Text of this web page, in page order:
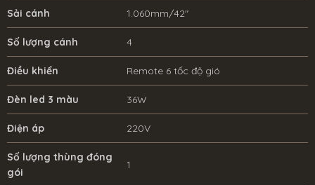
Sải cánh 1.060mm/42"
Số lượng cánh 4
Điều khiển Remote 6 tốc độ gió
Đèn led 3 màu 36W
Điện áp 220V
Số lượng thùng đóng
gói
1